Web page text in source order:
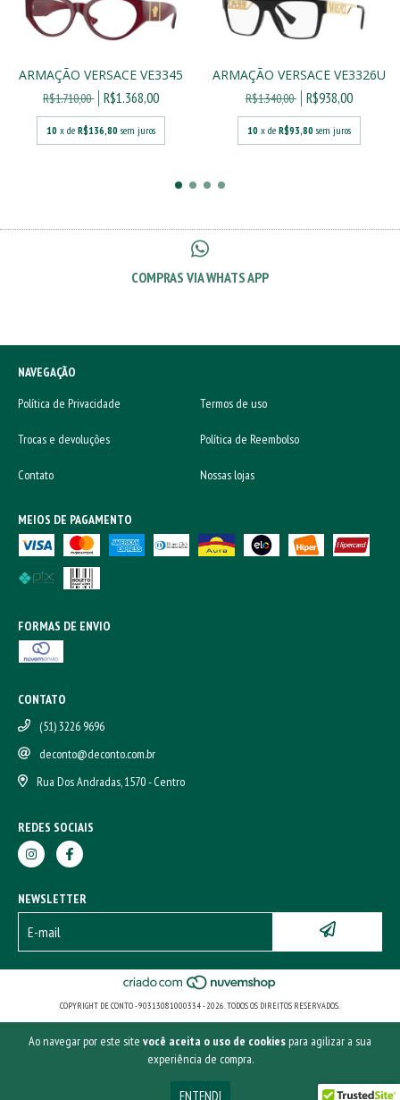
Ao navegar por este site você aceita o uso de cookiespara agilizar a sua
experiência de compra.
ENTENDI
ARMAÇÃO VERSACE VE3345
R$1.710,00 R$1.368,00
10 x deR$136,80 sem juros
ARMAÇÃO VERSACE VE3326U
R$1.340,00 R$938,00
10 x de R$93,80 sem juros
COMPRAS VIA WHATS APP
NAVEGAÇÃO
Política de Privacidade
Termos de uso
Trocas e devoluções Política de Reembolso
Contato Nossas lojas
MEIOS DE PAGAMENTO
FORMAS DE ENVIO
CONTATO
(51) 3226 9696
deconto@deconto.com.br
Rua Dos Andradas, 1570 - Centro
REDES SOCIAIS
NEWSLETTER
COPYRIGHT DE CONTO - 90313081000334 - 2026. TODOS OS DIREITOS RESERVADOS.